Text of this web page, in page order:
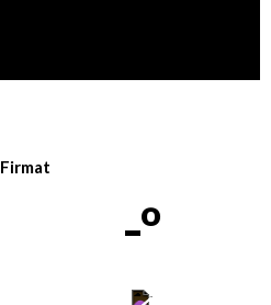
Firmat
-º
-